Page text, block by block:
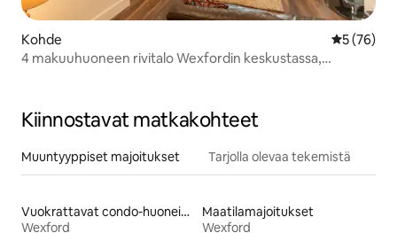
Kohde
5 (76)
4 makuuhuoneen rivitalo Wexfordin keskustassa,
Kiinnostavat matkakohteet
Muuntyyppiset majoitukset Tarjolla olevaa tekemistä
Vuokrattavat condo-huoneistot
Wexford
Maatilamajoitukset
Wexford